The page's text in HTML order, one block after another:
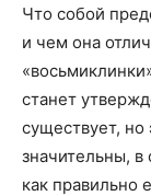
Что собой
и чем она
станет
существует, но
значительны, в
как правильно